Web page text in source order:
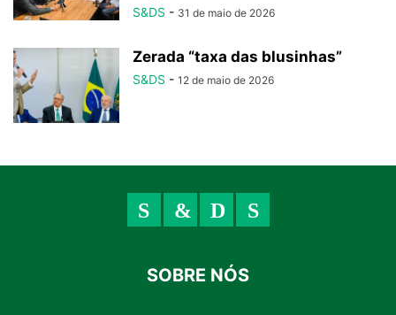
S&DS - 31 de maio de 2026
Zerada “taxa das blusinhas”
S&DS - 12 de maio de 2026
SOBRE NÓS